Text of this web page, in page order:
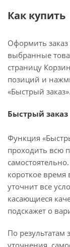
Как купить
Оформить заказ
выбранные
страницу
позиций и
«Быстрый заказ».
Быстрый заказ
Функция
проходить всю
короткое
уточнит все
касающиеся
подскажет о
По результатам
уточнения,